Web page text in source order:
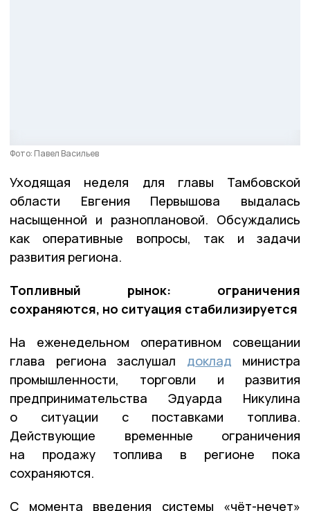
Фото: Павел Васильев
Уходящая неделя для главы Тамбовской
области Евгения Первышова выдалась
насыщенной и разноплановой. Обсуждались
как оперативные вопросы, так и задачи
развития региона.
Топливный рынок: ограничения
сохраняются, но ситуация стабилизируется
На еженедельном оперативном совещании
глава региона заслушал доклад министра
промышленности, торговли и развития
предпринимательства Эдуарда Никулина
о ситуации с поставками топлива.
Действующие временные ограничения
на продажу топлива в регионе пока
сохраняются.
С момента введения системы «чёт-нечет»